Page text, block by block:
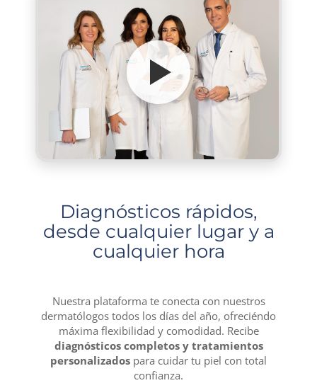
Diagnósticos rápidos,
desde cualquier lugar y a
cualquier hora
Nuestra plataforma te conecta con nuestros
dermatólogos todos los días del año, ofreciéndo
máxima flexibilidad y comodidad. Recibe
diagnósticos completos y tratamientos
personalizados para cuidar tu piel con total
confianza.